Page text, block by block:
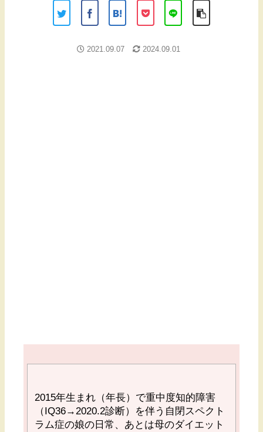
2024.09.01
2021.09.07
2015年生まれ（年長）で重中度知的障害
（ IQ36→2020.2診断）を伴う自閉スペクト
ラム症の娘の日常、あとは母のダイエット